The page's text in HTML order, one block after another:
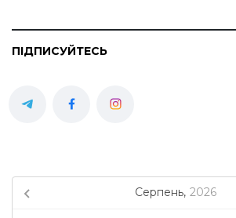
ПІДПИСУЙТЕСЬ
Серпень, 2026